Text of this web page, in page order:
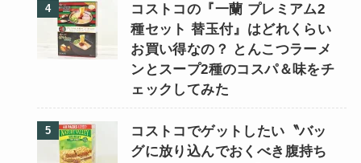
コストコの『一蘭 プレミアム2
種セット 替玉付』はどれくらい
お買い得なの？ とんこつラーメ
ンとスープ2種のコスパ＆味をチ
ェックしてみた
コストコでゲットしたい〝バッ
グに放り込んでおくべき腹持ち